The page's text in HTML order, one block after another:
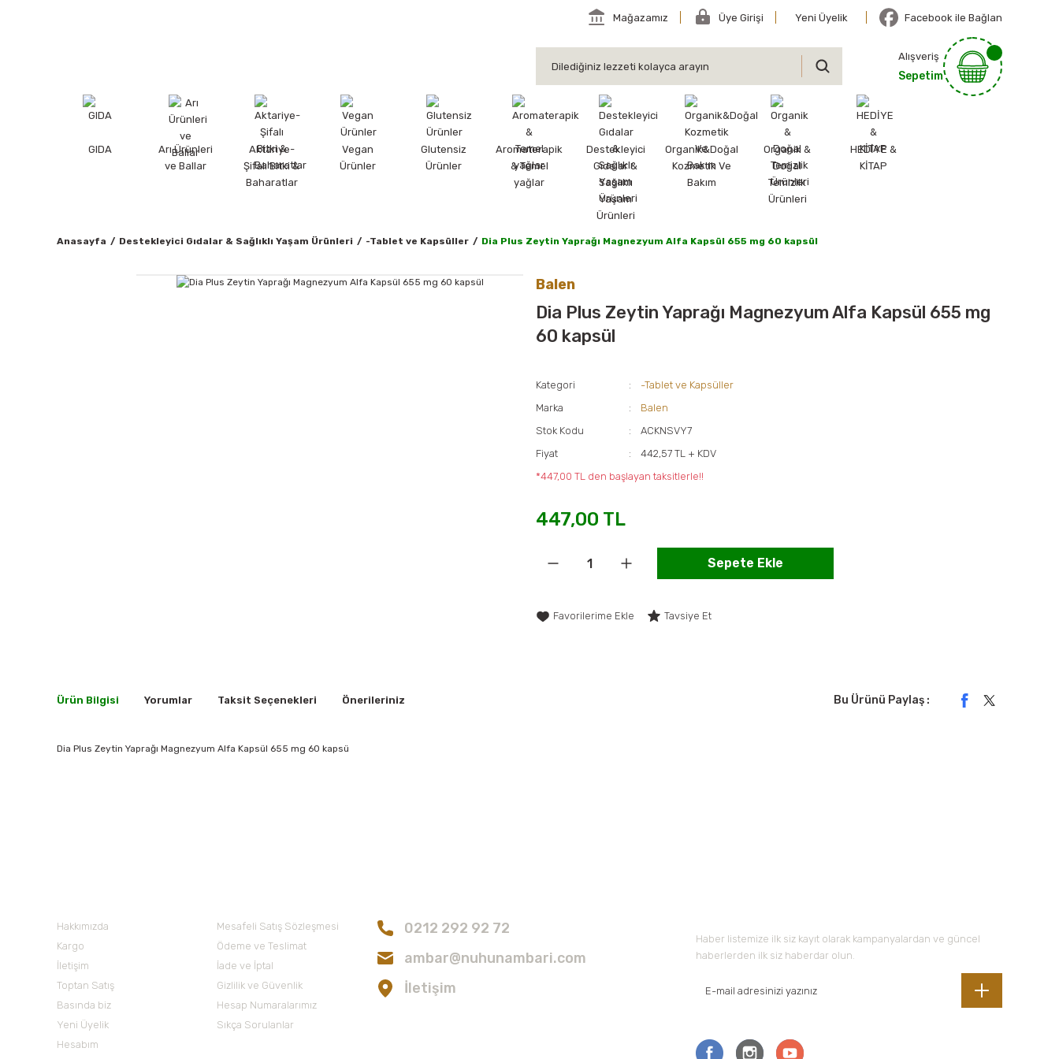
Mağazamız Üye Girişi Yeni Üyelik Facebook ile Bağlan
Alışveriş
Sepetim
GIDA
Arı Ürünleri
ve Ballar
Aktariye-
Şifalı Bitki &
Baharatlar
Vegan
Ürünler
Glutensiz
Ürünler
Aromaterapik
& Temel
yağlar
Destekleyici
Gıdalar &
Sağlıklı
Yaşam
Ürünleri
Organik&Doğal
Kozmetik Ve
Bakım
Organik &
Doğal
Temizlik
Ürünleri
HEDİYE &
KİTAP
Anasayfa Destekleyici Gıdalar & Sağlıklı Yaşam Ürünleri -Tablet ve Kapsüller Dia Plus Zeytin Yaprağı Magnezyum Alfa Kapsül 655 mg 60 kapsül
Balen
Dia Plus Zeytin Yaprağı Magnezyum Alfa Kapsül 655 mg
60 kapsül
Kategori
-Tablet ve Kapsüller
Marka
Balen
Stok Kodu
ACKNSVY7
Fiyat
442,57 TL + KDV
*447,00 TL den başlayan taksitlerle!!
447,00 TL
Sepete Ekle
Tavsiye Et
Ürün Bilgisi Yorumlar Taksit Seçenekleri Önerileriniz Bu Ürünü Paylaş :
Dia Plus Zeytin Yaprağı Magnezyum Alfa Kapsül 655 mg 60 kapsü
Hakkımızda
Kargo
İletişim
Toptan Satış
Basında biz
Yeni Üyelik
Hesabım
Mesafeli Satış Sözleşmesi
Ödeme ve Teslimat
İade ve İptal
Gizlilik ve Güvenlik
Hesap Numaralarımız
Sıkça Sorulanlar
0212 292 92 72
ambar@nuhunambari.com
İletişim
Haber listemize ilk siz kayıt olarak kampanyalardan ve güncel
haberlerden ilk siz haberdar olun.